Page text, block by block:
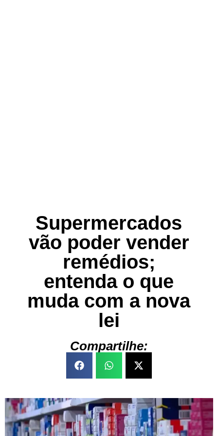
Supermercados
vão poder vender
remédios;
entenda o que
muda com a nova
lei
Compartilhe: